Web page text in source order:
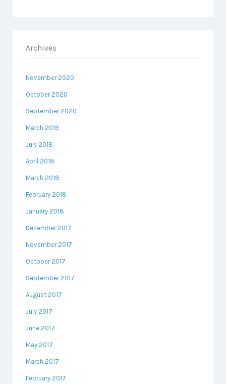
Archives
November 2020
October 2020
September 2020
March 2019
July 2018
April 2018
March 2018
February 2018
January 2018
December 2017
November 2017
October 2017
September 2017
August 2017
July 2017
June 2017
May 2017
March 2017
February 2017